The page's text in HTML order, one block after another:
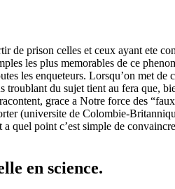
prison celles et ceux ayant ete
les plus memorables de ce
les enqueteurs. Lorsqu’on met
troublant du sujet tient au fera que,
grace a Notre force des
(universite de Colombie-
quel point c’est simple de
en science.